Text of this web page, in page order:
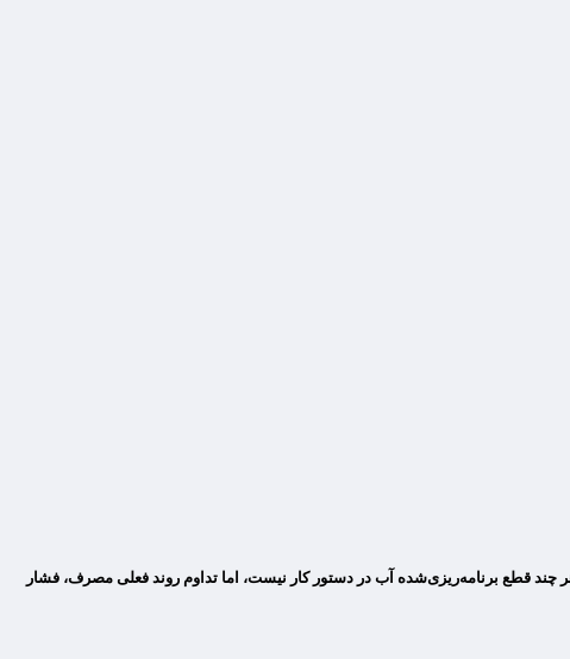
قطع برنامه‌ریزی‌شده آب در دستور کار نیست، اما تداوم روند فعلی مصرف، فشار